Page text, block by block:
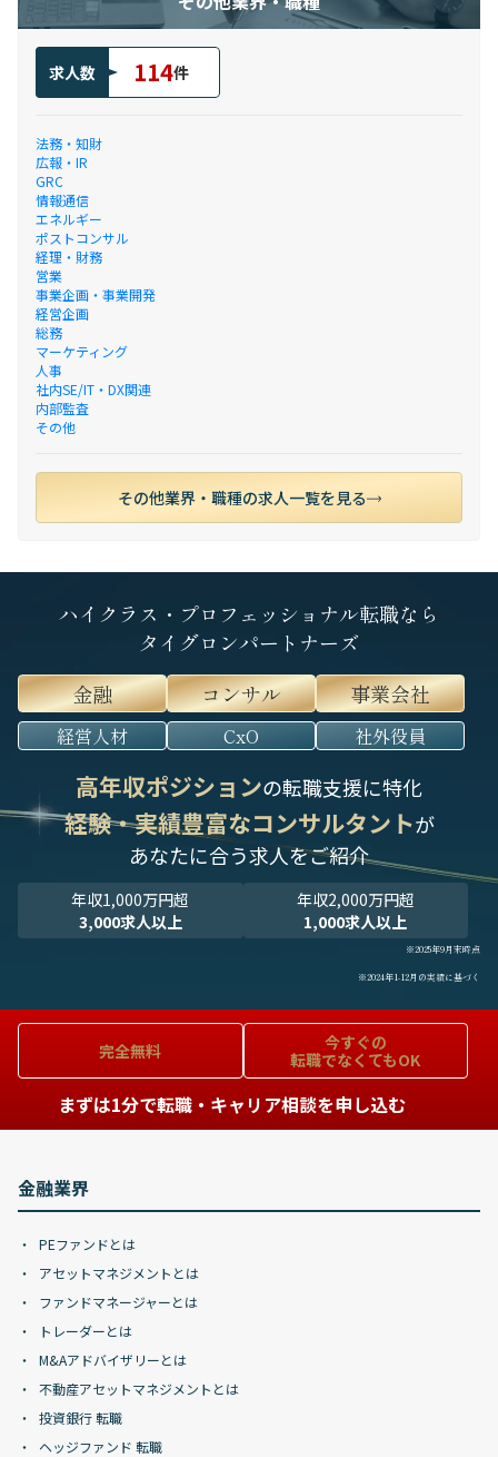
求人数 114件
法務・知財
広報・IR
GRC
情報通信
エネルギー
ポストコンサル
経理・財務
営業
事業企画・事業開発
経営企画
総務
マーケティング
人事
社内SE/IT・DX関連
内部監査
その他
その他業界・職種の求人一覧を見る
ハイクラス・プロフェッショナル転職なら
タイグロンパートナーズ
金融
コンサル 事業会社
経営人材 CxO 社外役員
高年収ポジションの転職支援に特化
経験・実績豊富なコンサルタントが
あなたに合う求人をご紹介
年収1,000万円超
3,000求人以上
年収2,000万円超
1,000求人以上
※2025年9月末時点
※2024年1-12月の実績に基づく
完全無料
今すぐの
転職でなくてもOK
まずは1分で転職・キャリア相談を申し込む
金融業界
PEファンドとは
アセットマネジメントとは
ファンドマネージャーとは
トレーダーとは
M&Aアドバイザリーとは
不動産アセットマネジメントとは
投資銀行 転職
ヘッジファンド 転職